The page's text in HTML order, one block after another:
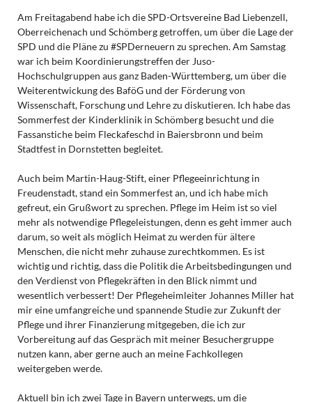
Am Freitagabend habe ich die SPD-Ortsvereine Bad Liebenzell,
Oberreichenach und Schömberg getroffen, um über die Lage der
SPD und die Pläne zu #SPDerneuern zu sprechen. Am Samstag
war ich beim Koordinierungstreffen der Juso-
Hochschulgruppen aus ganz Baden-Württemberg, um über die
Weiterentwickung des BaföG und der Förderung von
Wissenschaft, Forschung und Lehre zu diskutieren. Ich habe das
Sommerfest der Kinderklinik in Schömberg besucht und die
Fassanstiche beim Fleckafeschd in Baiersbronn und beim
Stadtfest in Dornstetten begleitet.
Auch beim Martin-Haug-Stift, einer Pflegeeinrichtung in
Freudenstadt, stand ein Sommerfest an, und ich habe mich
gefreut, ein Grußwort zu sprechen. Pflege im Heim ist so viel
mehr als notwendige Pflegeleistungen, denn es geht immer auch
darum, so weit als möglich Heimat zu werden für ältere
Menschen, die nicht mehr zuhause zurechtkommen. Es ist
wichtig und richtig, dass die Politik die Arbeitsbedingungen und
den Verdienst von Pflegekräften in den Blick nimmt und
wesentlich verbessert! Der Pflegeheimleiter Johannes Miller hat
mir eine umfangreiche und spannende Studie zur Zukunft der
Pflege und ihrer Finanzierung mitgegeben, die ich zur
Vorbereitung auf das Gespräch mit meiner Besuchergruppe
nutzen kann, aber gerne auch an meine Fachkollegen
weitergeben werde.
Aktuell bin ich zwei Tage in Bayern unterwegs, um die